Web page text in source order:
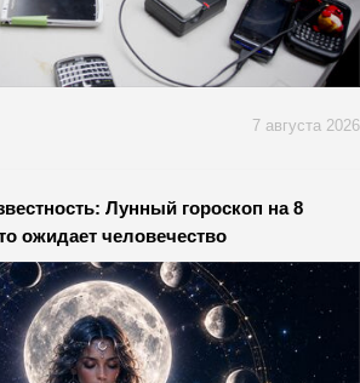
7 августа 2026
Лунный гороскоп на 8
ожидает человечество